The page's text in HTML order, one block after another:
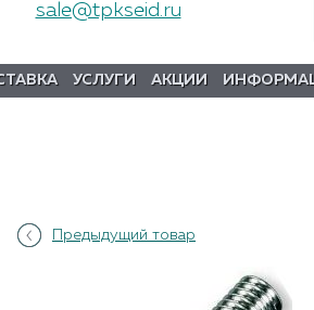
sale@tpkseid.ru
УСЛУГИ АКЦИИ
Предыдущий товар